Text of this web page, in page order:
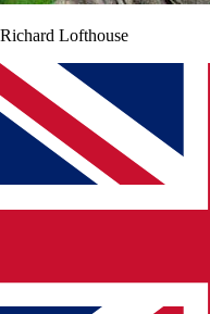
Richard Lofthouse